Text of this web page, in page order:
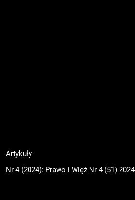
Artykuły
Nr 4 (2024): Prawo i Więź Nr 4 (51) 2024